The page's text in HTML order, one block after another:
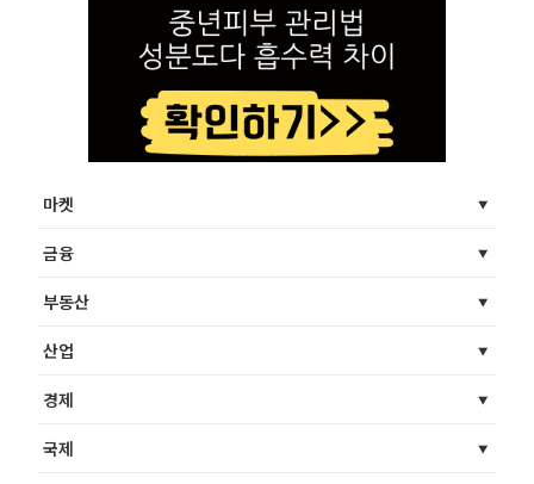
마켓
금융
부동산
산업
경제
국제